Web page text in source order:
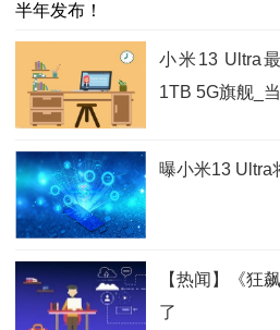
小米13 Ultra
1TB 5G旗舰_
曝小米13 Ultra
【热闻】《狂
了